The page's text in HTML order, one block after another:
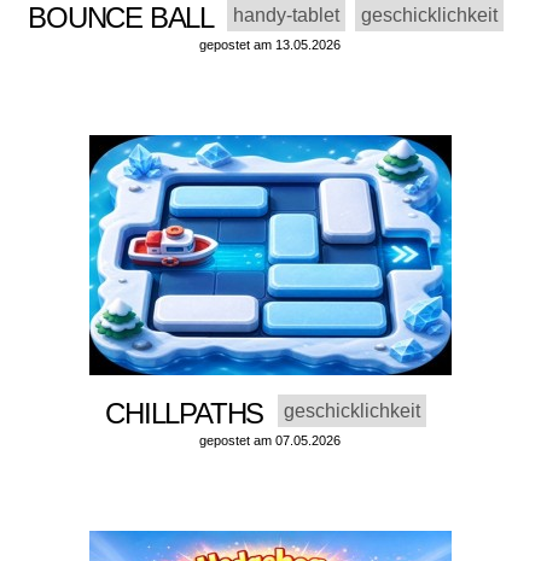
BOUNCE BALL handy-tablet geschicklichkeit
gepostet am 13.05.2026
CHILLPATHS geschicklichkeit
gepostet am 07.05.2026